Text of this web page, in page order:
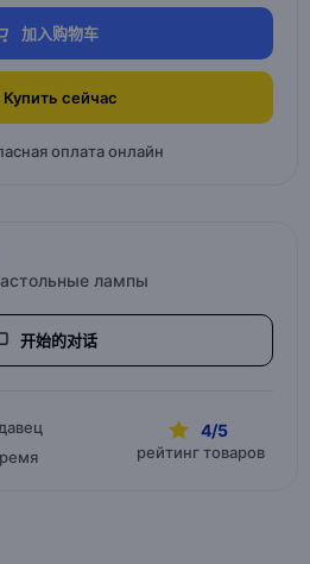
加入购物车
Купить сейчас
оплата онлайн
лампы
开始的对话
4/5
рейтинг товаров